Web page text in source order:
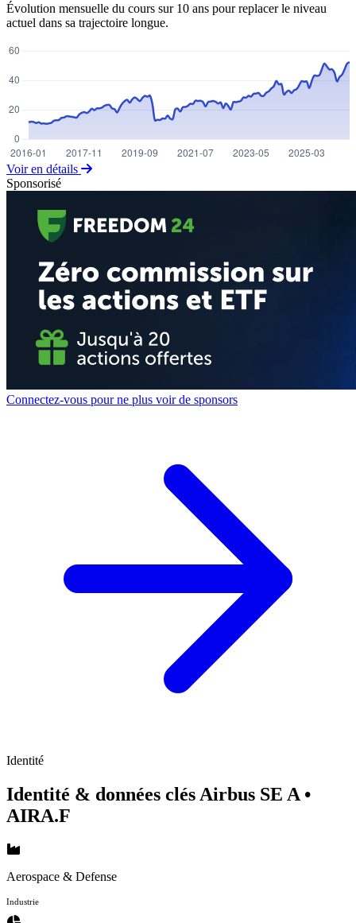
Évolution mensuelle du cours sur 10 ans pour replacer le niveau
actuel dans sa trajectoire longue.
Voir en détails
Sponsorisé
Connectez-vous pour ne plus voir de sponsors
Identité
Identité & données clés Airbus SE A •
AIRA.F
Aerospace & Defense
Industrie